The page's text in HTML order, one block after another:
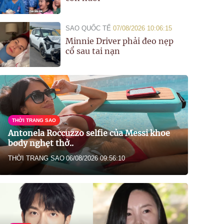
SAO QUỐC TẾ 07/08/2026 10:06:15
Minnie Driver phải đeo nẹp
cổ sau tai nạn
THỜI TRANG SAO
Antonela Roccuzzo selfie của Messi khoe
body nghẹt thở..
THỜI TRANG SAO 06/08/2026 09:56:10